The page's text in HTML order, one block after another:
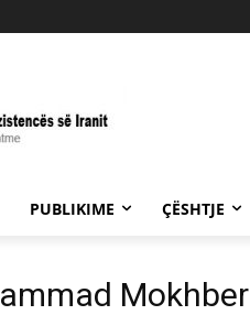
PUBLIKIME ÇËSHTJE
Mokhber